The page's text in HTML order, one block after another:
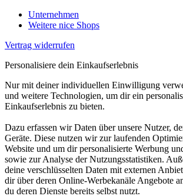
Unternehmen
Weitere nice Shops
Vertrag widerrufen
Personalisiere dein Einkaufserlebnis
Nur mit deiner individuellen Einwilligung
und weitere Technologien, um dir ein
Einkaufserlebnis zu bieten.
Dazu erfassen wir Daten über unsere Nutzer,
Geräte. Diese nutzen wir zur laufenden
Website und um dir personalisierte Werbung
sowie zur Analyse der Nutzungsstatistiken.
deine verschlüsselten Daten mit externen
dir über deren Online-Werbekanäle Angebote
du deren Dienste bereits selbst nutzt.